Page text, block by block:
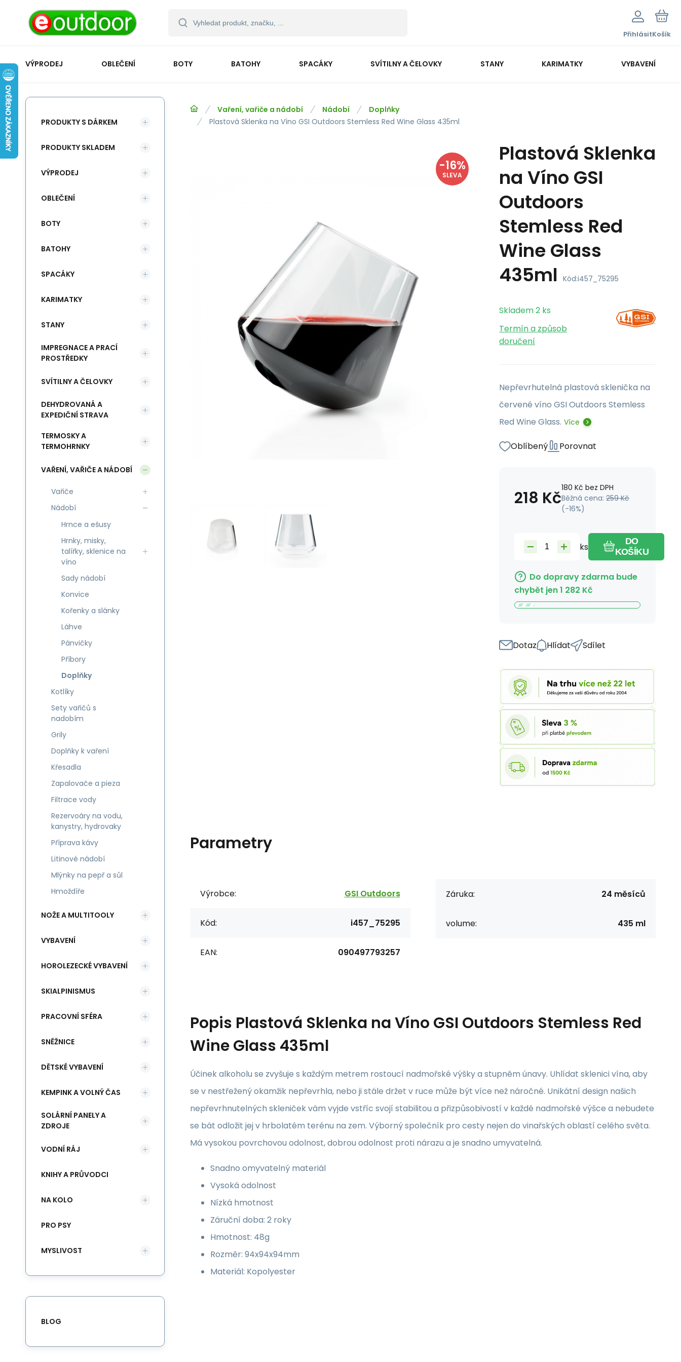
PřihlásitKošík
VÝPRODEJ OBLEČENÍ BOTY BATOHY SPACÁKY SVÍTILNY A ČELOVKY STANY KARIMATKY VYBAVENÍ
Vaření, vařiče a nádobí Nádobí
Doplňky
Plastová Sklenka na Víno GSI Outdoors Stemless Red Wine Glass 435ml
-16%
SLEVA
Plastová Sklenka
na Víno GSI
Outdoors
Stemless Red
Wine Glass
435ml Kód:i457_75295
Skladem2 ks
Termín a způsob
doručení
Nepřevrhutelná plastová sklenička na
červené víno GSI Outdoors Stemless
Red Wine Glass. Více
Oblíbený Porovnat
218 Kč180 Kč bez DPH
Běžná cena: 259 Kč
(-16%)
ks
DO
KOŠÍKU
Do dopravy zdarma bude
chybět jen1 282 Kč
Dotaz Hlídat Sdílet
Parametry
Výrobce: GSI Outdoors
Kód: i457_75295
EAN: 090497793257
Záruka: 24 měsíců
volume: 435 ml
Popis Plastová Sklenka na Víno GSI Outdoors Stemless Red
Wine Glass 435ml
Účinek alkoholu se zvyšuje s každým metrem rostoucí nadmořské výšky a stupněm únavy. Uhlídat sklenici vína, aby
se v nestřežený okamžik nepřevrhla, nebo ji stále držet v ruce může být více než náročné. Unikátní design našich
nepřevrhnutelných skleniček vám vyjde vstříc svojí stabilitou a přizpůsobivostí v každé nadmořské výšce a nebudete
se bát odložit jej v hrbolatém terénu na zem. Výborný společník pro cesty nejen do vinařských oblastí celého světa.
Má vysokou povrchovou odolnost, dobrou odolnost proti nárazu a je snadno umyvatelná.
Snadno omyvatelný materiál
Vysoká odolnost
Nízká hmotnost
Záruční doba: 2 roky
Hmotnost: 48g
Rozměr: 94x94x94mm
Materiál: Kopolyester
PRODUKTY S DÁRKEM
PRODUKTY SKLADEM
VÝPRODEJ
OBLEČENÍ
BOTY
BATOHY
SPACÁKY
KARIMATKY
STANY
IMPREGNACE A PRACÍ
PROSTŘEDKY
SVÍTILNY A ČELOVKY
DEHYDROVANÁ A
EXPEDIČNÍ STRAVA
TERMOSKY A
TERMOHRNKY
VAŘENÍ, VAŘIČE A NÁDOBÍ
Vařiče
Nádobí
Hrnce a ešusy
Hrnky, misky,
talířky, sklenice na
víno
Sady nádobí
Konvice
Kořenky a slánky
Láhve
Pánvičky
Příbory
Doplňky
Kotlíky
Sety vařičů s
nadobím
Grily
Doplňky k vaření
Křesadla
Zapalovače a pieza
Filtrace vody
Rezervoáry na vodu,
kanystry, hydrovaky
Příprava kávy
Litinové nádobí
Mlýnky na pepř a sůl
Hmoždíře
NOŽE A MULTITOOLY
VYBAVENÍ
HOROLEZECKÉ VYBAVENÍ
SKIALPINISMUS
PRACOVNÍ SFÉRA
SNĚŽNICE
DĚTSKÉ VYBAVENÍ
KEMPINK A VOLNÝ ČAS
SOLÁRNÍ PANELY A
ZDROJE
VODNÍ RÁJ
KNIHY A PRŮVODCI
NA KOLO
PRO PSY
MYSLIVOST
BLOG